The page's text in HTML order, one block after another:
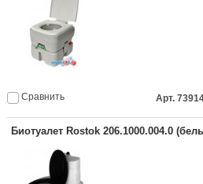
Сравнить Арт.
Биотуалет Rostok 206.1000.004.0